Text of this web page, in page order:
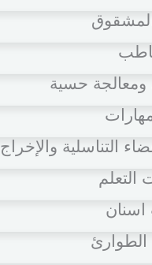
حسية
التناسلية والإخراج
التعلم
الطوارئ